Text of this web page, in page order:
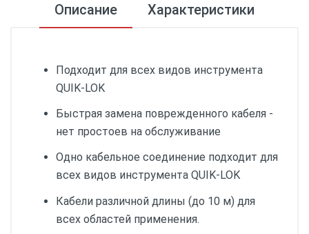
Описание Характеристики
Подходит для всех видов инструмента
QUIK-LOK
Быстрая замена поврежденного кабеля -
нет простоев на обслуживание
Одно кабельное соединение подходит для
всех видов инструмента QUIK-LOK
Кабели различной длины (до 10 м) для
всех областей применения.